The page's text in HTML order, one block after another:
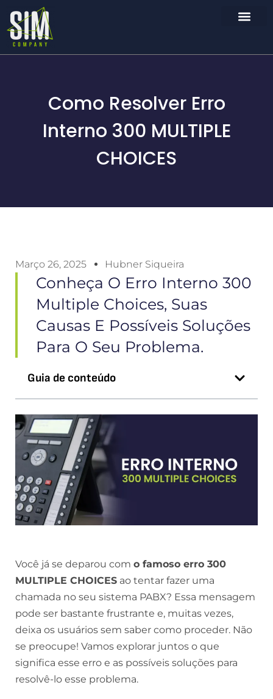
Como Resolver Erro
Interno 300 MULTIPLE
CHOICES
Março 26, 2025 Hubner Siqueira
Conheça O Erro Interno 300
Multiple Choices, Suas
Causas E Possíveis Soluções
Para O Seu Problema.
Guia de conteúdo
Você já se deparou com o famoso erro 300
MULTIPLE CHOICES ao tentar fazer uma
chamada no seu sistema PABX? Essa mensagem
pode ser bastante frustrante e, muitas vezes,
deixa os usuários sem saber como proceder. Não
se preocupe! Vamos explorar juntos o que
significa esse erro e as possíveis soluções para
resolvê-lo esse problema.